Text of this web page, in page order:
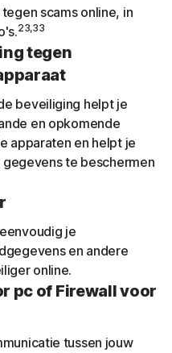
scams online, in
23,33
tegen
beveiliging helpt je
en opkomende
apparaten en helpt je
te beschermen
je
en andere
online.
pc of Firewall voor
tussen jouw